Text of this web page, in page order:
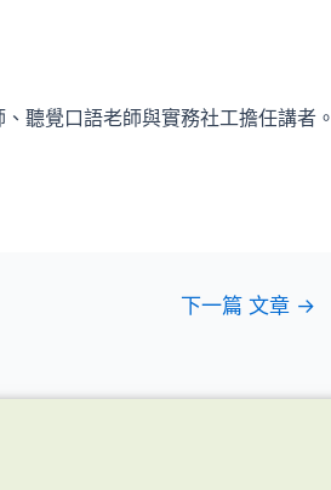
聽覺口語老師與實務社工擔任講者。
下一篇 文章 →